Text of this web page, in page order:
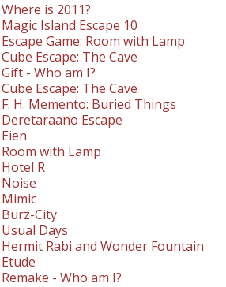
Where is 2011?
Magic Island Escape 10
Escape Game: Room with Lamp
Cube Escape: The Cave
Gift - Who am I?
Cube Escape: The Cave
F. H. Memento: Buried Things
Deretaraano Escape
Eien
Room with Lamp
Hotel R
Noise
Mimic
Burz-City
Usual Days
Hermit Rabi and Wonder Fountain
Etude
Remake - Who am I?